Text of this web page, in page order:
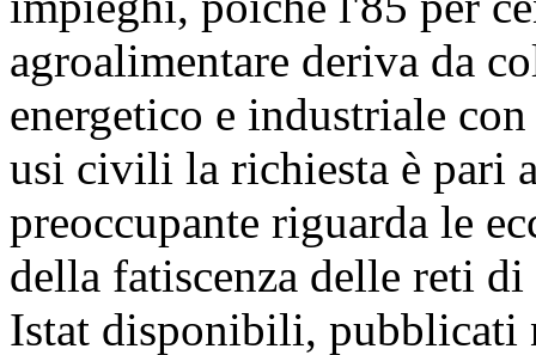
agroalimentare deriva da
energetico e industriale
usi civili la richiesta è pari
preoccupante riguarda le
della fatiscenza delle reti
Istat disponibili, pubblicati